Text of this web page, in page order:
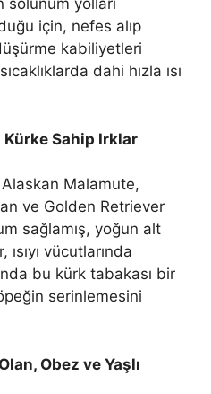
solunum yolları
için, nefes alıp
kabiliyetleri
dahi hızla ısı
Kürke Sahip Irklar
Malamute,
ve Golden Retriever
sağlamış, yoğun alt
vücutlarında
bu kürk tabakası bir
serinlemesini
Obez ve Yaşlı